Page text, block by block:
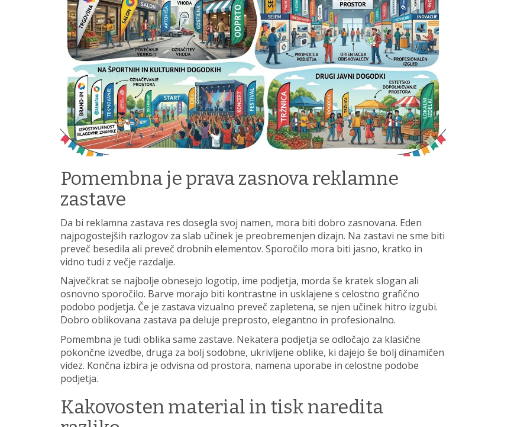
Pomembna je prava zasnova reklamne
zastave
Da bi reklamna zastava res dosegla svoj namen, mora biti dobro zasnovana. Eden
najpogostejših razlogov za slab učinek je preobremenjen dizajn. Na zastavi ne sme biti
preveč besedila ali preveč drobnih elementov. Sporočilo mora biti jasno, kratko in
vidno tudi z večje razdalje.
Največkrat se najbolje obnesejo logotip, ime podjetja, morda še kratek slogan ali
osnovno sporočilo. Barve morajo biti kontrastne in usklajene s celostno grafično
podobo podjetja. Če je zastava vizualno preveč zapletena, se njen učinek hitro izgubi.
Dobro oblikovana zastava pa deluje preprosto, elegantno in profesionalno.
Pomembna je tudi oblika same zastave. Nekatera podjetja se odločajo za klasične
pokončne izvedbe, druga za bolj sodobne, ukrivljene oblike, ki dajejo še bolj dinamičen
videz. Končna izbira je odvisna od prostora, namena uporabe in celostne podobe
podjetja.
Kakovosten material in tisk naredita